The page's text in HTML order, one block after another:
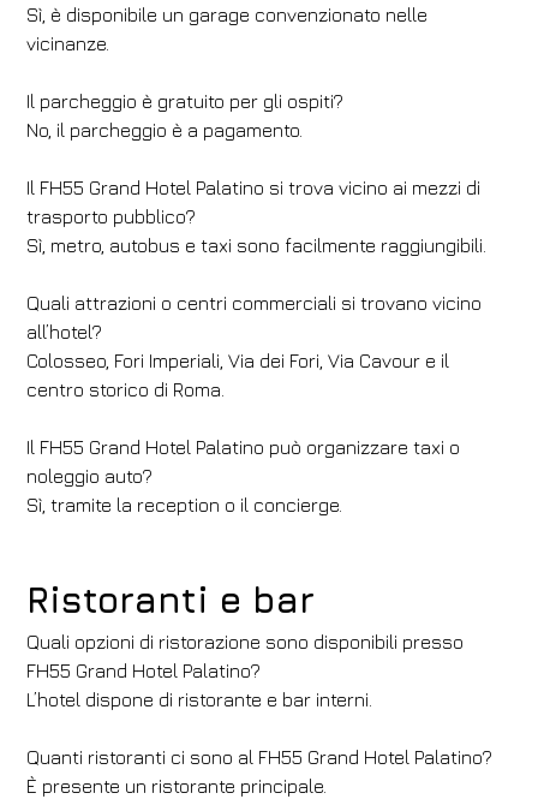
Sì, è disponibile un garage convenzionato nelle
vicinanze.
Il parcheggio è gratuito per gli ospiti?
No, il parcheggio è a pagamento.
Il FH55 Grand Hotel Palatino si trova vicino ai mezzi di
trasporto pubblico?
Sì, metro, autobus e taxi sono facilmente raggiungibili.
Quali attrazioni o centri commerciali si trovano vicino
all’hotel?
Colosseo, Fori Imperiali, Via dei Fori, Via Cavour e il
centro storico di Roma.
Il FH55 Grand Hotel Palatino può organizzare taxi o
noleggio auto?
Sì, tramite la reception o il concierge.
Ristoranti e bar
Quali opzioni di ristorazione sono disponibili presso
FH55 Grand Hotel Palatino?
L’hotel dispone di ristorante e bar interni.
Quanti ristoranti ci sono al FH55 Grand Hotel Palatino?
È presente un ristorante principale.